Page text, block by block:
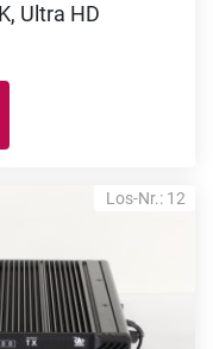
Ultra HD
Los-Nr.: 12